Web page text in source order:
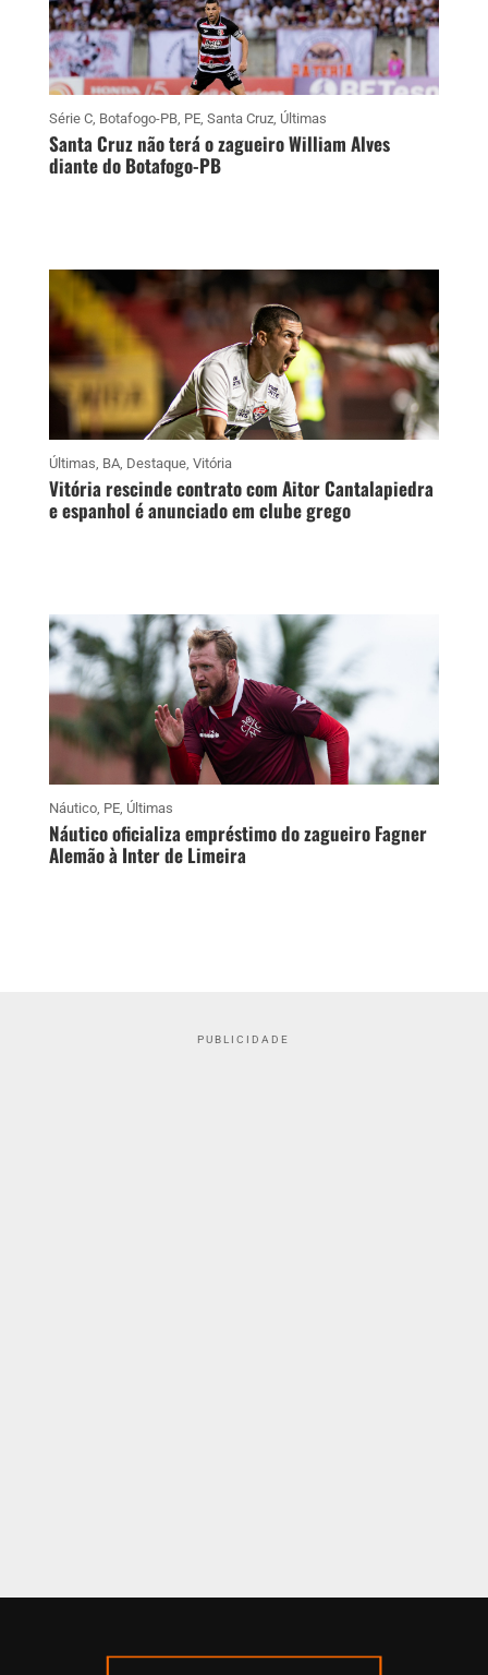
Série C, Botafogo-PB, PE, Santa Cruz, Últimas
Santa Cruz não terá o zagueiro William Alves
diante do Botafogo-PB
Últimas, BA, Destaque, Vitória
Vitória rescinde contrato com Aitor Cantalapiedra
e espanhol é anunciado em clube grego
Náutico, PE, Últimas
Náutico oficializa empréstimo do zagueiro Fagner
Alemão à Inter de Limeira
PUBLICIDADE